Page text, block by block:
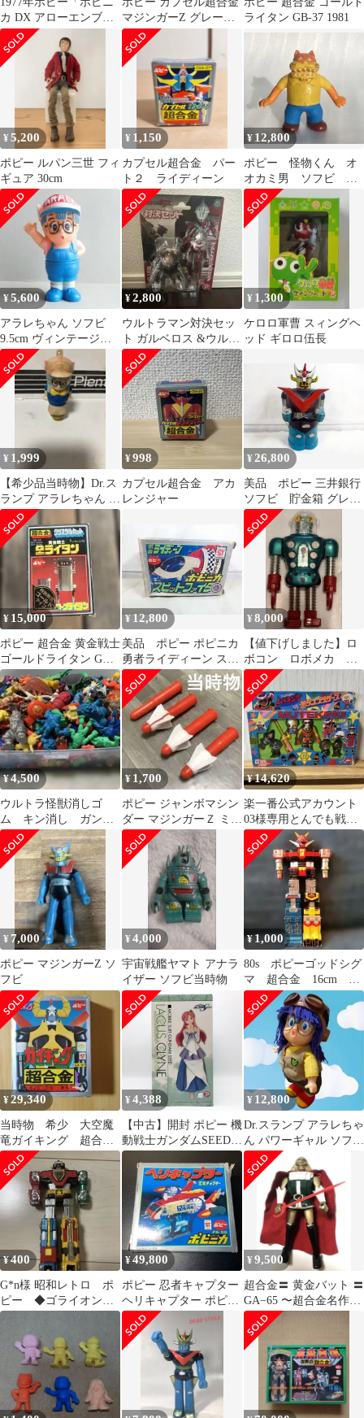
カ DX アローエンブレ
ム トドロキスペシャル
フィギュア
マジンガーZ グレート
マジンガー 2種セット
ライタン GB-37 1981
¥5,200
ポピー ルパン三世 フィ
ギュア 30cm
¥ 1,150
カプセル超合金 パー
ト２ ライディーン
¥ 12,800
ポピー 怪物くん オ
オカミ男 ソフビ フ
ァミリーセット フィ
ギュア 当時 昭和
¥5,600
アラレちゃん ソフビ
9.5cm ヴィンテージ
1981
¥2,800
ウルトラマン対決セッ
ト ガルベロス &ウルト
ラマンネクサス 未使
用
¥ 1,300
ケロロ軍曹 スィングヘ
ッド ギロロ伍長
¥ 1,999
【希少品当時物】Dr.ス
ランプ アラレちゃん ‼️
アラレフィギュア 昭和
レトロ‼️
¥998
カプセル超合金 アカ
レンジャー
¥26,800
美品 ポピー 三井銀行
ソフビ 貯金箱 グレー
トマジンガー
¥ 15,000
ポピー 超合金 黄金戦士
ゴールドライタン GB-
38
¥ 12,800
美品 ポピー ポピニカ
勇者ライディーン スピ
ットファイター
¥8,000
【値下げしました】ロ
ボコン ロボメカ 超
合金 レア 貴重
¥4,500
ウルトラ怪獣消しゴ
ム キン消し ガン消
し ジャンク★⭐️大量
⭐️★当時物 昭和レト
ロ
¥ 1,700
ポピー ジャンボマシン
ダー マジンガーＺ ミサ
イル 当時物
¥14,620
楽一番公式アカウント
03様専用とんでも戦士
ムテキングVS黒ダコブ
ラザーズ ソフビ
¥ 7,000
ポピー マジンガーZ ソ
フビ
¥4,000
宇宙戦艦ヤマト アナラ
イザー ソフビ当時物
¥1,000
80s ポピーゴッドシグ
マ 超合金 16cm
JAPAN 昭和レトロ
当時物
¥29,340
当時物 希少 大空魔
竜ガイキング 超合
金 ポピー
¥4,388
【中古】開封 ポピー 機
動戦士ガンダムSEED
B-CLUB ガンダムヒロ
インシリーズ12 1/7 ラ
クス･クライン[17]
¥ 12,800
Dr.スランプ アラレちゃ
ん パワーギャル ソフビ
人形 警備隊 備品全てあ
り
¥400
G*n様 昭和レトロ ポ
ピー ◆ゴライオン
◆ 百獣王ゴライオン
¥49,800
ポピー 忍者キャプター
ヘリキャプター ポピニ
カシリーズ 6441
¥9,500
超合金〓 黄金バット 〓
GA−65 〜超合金名作シ
リーズ ／ポピー／1976
年